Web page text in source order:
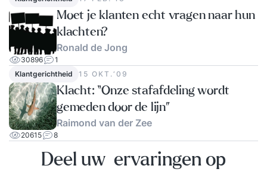
Moet je klanten echt vragen naar hun
klachten?
Ronald de Jong
30896
1
Klantgerichtheid
15 OKT.‘09
Klacht: “Onze stafafdeling wordt
gemeden door de lijn”
Raimond van der Zee
20615 8
Deel uw ervaringen op